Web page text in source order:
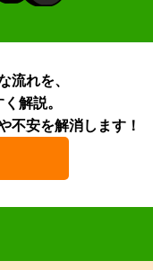
流れを、
解説。
不安を解消します！